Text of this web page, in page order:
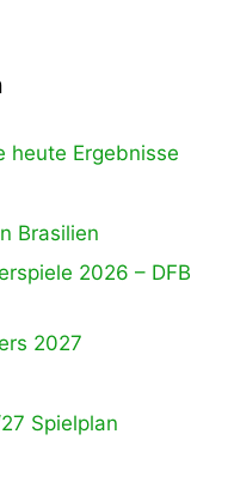
heute Ergebnisse
Brasilien
2026 – DFB
2027
Spielplan